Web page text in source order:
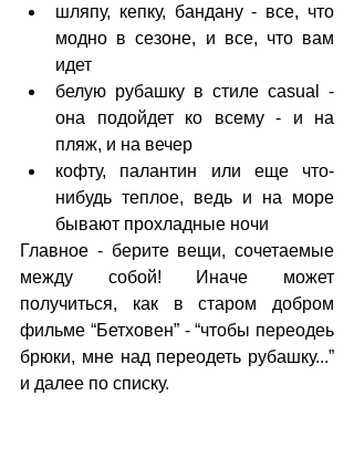
шляпу, кепку, бандану - все, что
модно в сезоне, и все, что вам
идет
белую рубашку в стиле casual -
она подойдет ко всему - и на
пляж, и на вечер
кофту, палантин или еще что-
нибудь теплое, ведь и на море
бывают прохладные ночи
Главное - берите вещи, сочетаемые
между собой! Иначе может
получиться, как в старом добром
фильме “Бетховен” - “чтобы переодеь
брюки, мне над переодеть рубашку...”
и далее по списку.